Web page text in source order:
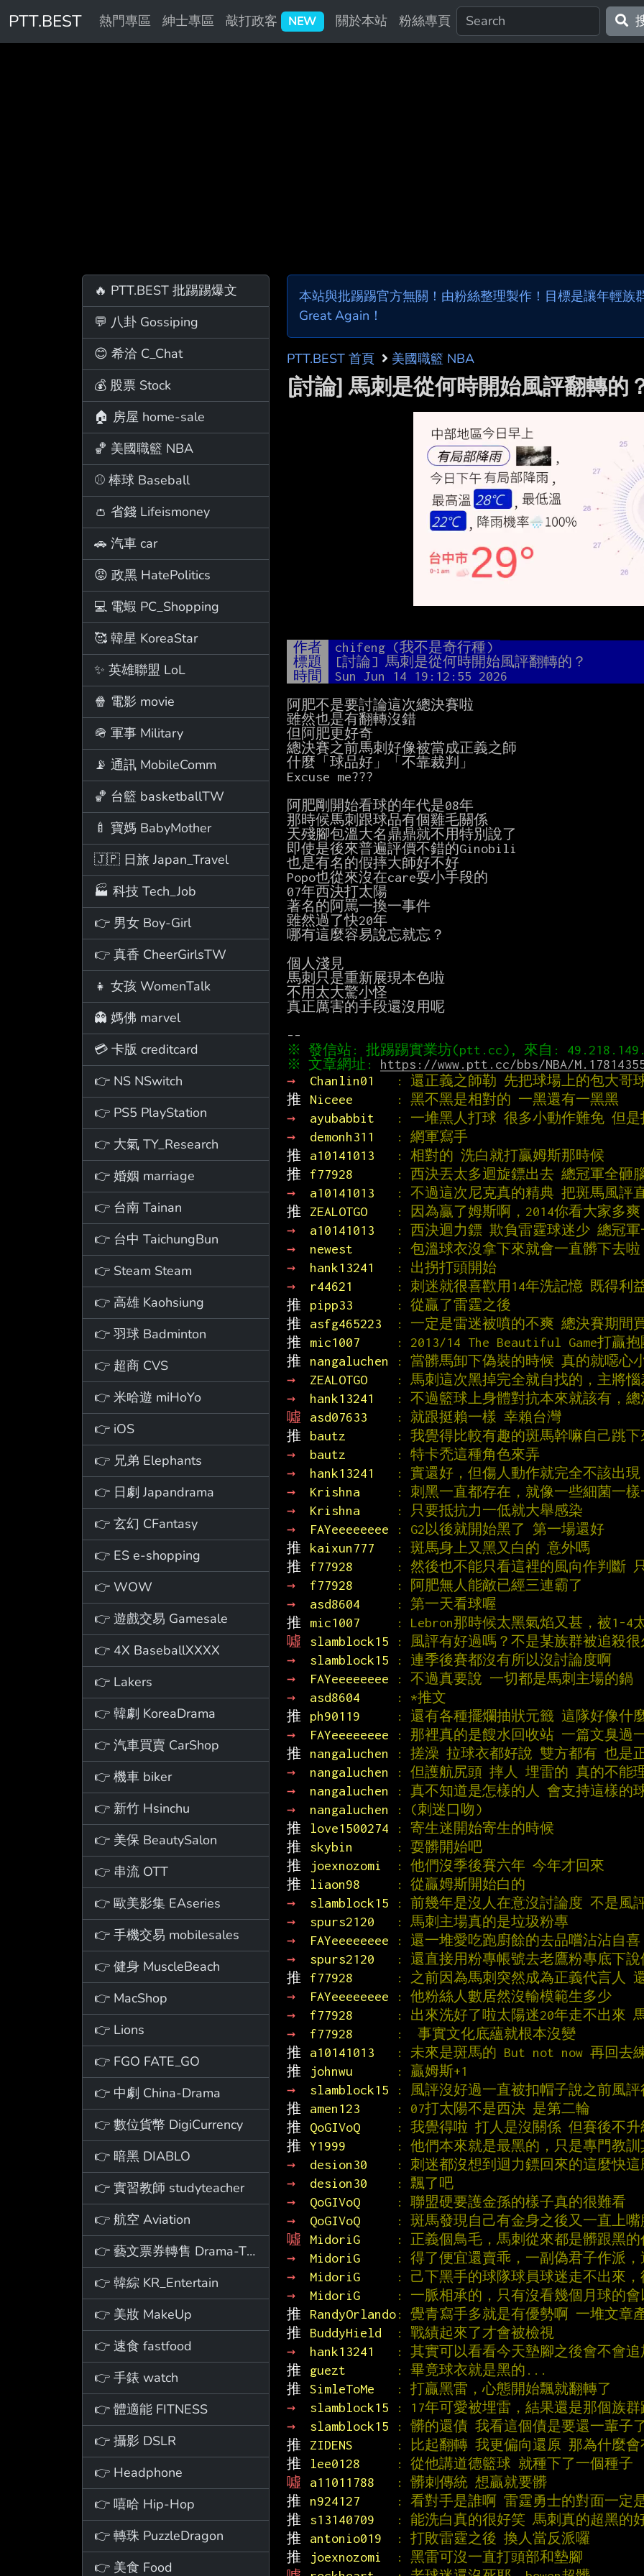
PTT.BEST 熱門專區 紳士專區 敲打政客 NEW 關於本站 粉絲專頁
🔥 PTT.BEST 批踢踢爆文
💬 八卦 Gossiping
😊 希洽 C_Chat
💰 股票 Stock
🏠 房屋 home-sale
🏀 美國職籃 NBA
⚾ 棒球 Baseball
👛 省錢 Lifeismoney
🚗 汽車 car
😡 政黑 HatePolitics
💻 電蝦 PC_Shopping
🥰 韓星 KoreaStar
✨ 英雄聯盟 LoL
🍿 電影 movie
🪖 軍事 Military
📡 通訊 MobileComm
🏀 台籃 basketballTW
🍼 寶媽 BabyMother
🇯🇵 日旅 Japan_Travel
🏭 科技 Tech_Job
👉 男女 Boy-Girl
👉 真香 CheerGirlsTW
👧 女孩 WomenTalk
👻 媽佛 marvel
💳 卡版 creditcard
👉 NS NSwitch
👉 PS5 PlayStation
👉 大氣 TY_Research
👉 婚姻 marriage
👉 台南 Tainan
👉 台中 TaichungBun
👉 Steam Steam
👉 高雄 Kaohsiung
👉 羽球 Badminton
👉 超商 CVS
👉 米哈遊 miHoYo
👉 iOS
👉 兄弟 Elephants
👉 日劇 Japandrama
👉 玄幻 CFantasy
👉 ES e-shopping
👉 WOW
👉 遊戲交易 Gamesale
👉 4X BaseballXXXX
👉 Lakers
👉 韓劇 KoreaDrama
👉 汽車買賣 CarShop
👉 機車 biker
👉 新竹 Hsinchu
👉 美保 BeautySalon
👉 串流 OTT
👉 歐美影集 EAseries
👉 手機交易 mobilesales
👉 健身 MuscleBeach
👉 MacShop
👉 Lions
👉 FGO FATE_GO
👉 中劇 China-Drama
👉 數位貨幣 DigiCurrency
👉 暗黑 DIABLO
👉 實習教師 studyteacher
👉 航空 Aviation
👉 藝文票券轉售 Drama-Ticket
👉 韓綜 KR_Entertain
👉 美妝 MakeUp
👉 速食 fastfood
👉 手錶 watch
👉 體適能 FITNESS
👉 攝影 DSLR
👉 Headphone
👉 嘻哈 Hip-Hop
👉 轉珠 PuzzleDragon
👉 美食 Food
本站與批踢踢官方無關！由粉絲整理製作！目標是讓年輕族
Great Again！
PTT.BEST 首頁 美國職籃 NBA
[討論] 馬刺是從何時開始風評翻轉的
作者 chifeng (我不是奇行種)
標題
[討論] 馬刺是從何時開始風評翻轉的？
時間
Sun Jun 14 19:12:55 2026
阿肥不是要討論這次總決賽啦
雖然也是有翻轉沒錯
但阿肥更好奇
總決賽之前馬刺好像被當成正義之師
什麼「球品好」「不靠裁判」
Excuse me???
阿肥剛開始看球的年代是08年
那時候馬刺跟球品有個雞毛關係
天殘腳包溫大名鼎鼎就不用特別說了
即使是後來普遍評價不錯的Ginobili
也是有名的假摔大師好不好
Popo也從來沒在care耍小手段的
07年西決打太陽
著名的阿罵一換一事件
雖然過了快20年
哪有這麼容易說忘就忘？
個人淺見
馬刺只是重新展現本色啦
不用太大驚小怪
真正厲害的手段還沒用呢
※ 文章網址: https://www.ptt.cc/bbs/NBA/
→
Chanlin01 : 還正義之師勒 先把球場上的包大哥
推
Niceee : 黑不黑是相對的 一黑還有一黑黑
→
ayubabbit : 一堆黑人打球 很多小動作難免 但是
→
demonh311 : 網軍寫手
推
a10141013 : 相對的 洗白就打贏姆斯那時候
推
f77928 : 西決丟太多迴旋鏢出去 總冠軍全砸
→
a10141013 : 不過這次尼克真的精典 把斑馬風評
推
ZEALOTGO : 因為贏了姆斯啊，2014你看大家多爽
→
a10141013 : 西決迴力鏢 欺負雷霆球迷少 總冠軍
→
newest : 包溫球衣沒拿下來就會一直髒下去啦
→
hank13241 : 出拐打頭開始
→
r44621 : 刺迷就很喜歡用14年洗記憶 既得利
推
pipp33 : 從贏了雷霆之後
推
asfg465223 : 一定是雷迷被噴的不爽 總決賽期間
推
mic1007 : 2013/14 The Beautiful Game打贏抱
推
nangaluchen : 當髒馬卸下偽裝的時候 真的就噁心
→
ZEALOTGO : 馬刺這次黑掉完全就自找的，主將惱
→
hank13241 : 不過籃球上身體對抗本來就該有，總
噓
asd07633 : 就跟挺賴一樣 幸賴台灣
推
bautz : 我覺得比較有趣的斑馬幹嘛自己跳下
→
bautz : 特卡禿這種角色來弄
→
hank13241 : 實還好，但傷人動作就完全不該出現
→
Krishna : 刺黑一直都存在，就像一些細菌一樣
→
Krishna : 只要抵抗力一低就大舉感染
→
FAYeeeeeeee : G2以後就開始黑了 第一場還好
推
kaixun777 : 斑馬身上又黑又白的 意外嗎
推
f77928 : 然後也不能只看這裡的風向作判斷
→
f77928 : 阿肥無人能敵已經三連霸了
→
asd8604 : 第一天看球喔
推
mic1007 : Lebron那時候太黑氣焰又甚，被1-4
噓
slamblock15 : 風評有好過嗎？不是某族群被追殺很
→
slamblock15 : 連季後賽都沒有所以沒討論度啊
→
FAYeeeeeeee : 不過真要說 一切都是馬刺主場的鍋
→
asd8604 : *推文
推
ph90119 : 還有各種擺爛抽狀元籤 這隊好像什
→
FAYeeeeeeee : 那裡真的是餿水回收站 一篇文臭過
推
nangaluchen : 搓澡 拉球衣都好說 雙方都有 也是
→
nangaluchen : 但護航尻頭 摔人 埋雷的 真的不能
→
nangaluchen : 真不知道是怎樣的人 會支持這樣的
→
nangaluchen : (刺迷口吻)
推
love1500274 : 寄生迷開始寄生的時候
推
skybin : 耍髒開始吧
推
joexnozomi : 他們沒季後賽六年 今年才回來
推
liaon98 : 從贏姆斯開始白的
→
slamblock15 : 前幾年是沒人在意沒討論度 不是風
→
spurs2120 : 馬刺主場真的是垃圾粉專
→
FAYeeeeeeee : 還一堆愛吃跑廚餘的去品嚐沾沾自喜
→
spurs2120 : 還直接用粉專帳號去老鷹粉專底下說
推
f77928 : 之前因為馬刺突然成為正義代言人
→
FAYeeeeeeee : 他粉絲人數居然沒輸模範生多少
→
f77928 : 出來洗好了啦太陽迷20年走不出來
→
f77928 :  事實文化底蘊就根本沒變
推
a10141013 : 未來是斑馬的 But not now 再回去
推
johnwu : 贏姆斯+1
→
slamblock15 : 風評沒好過一直被扣帽子說之前風評
推
amen123 : 07打太陽不是西決 是第二輪
推
QoGIVoQ : 我覺得啦 打人是沒關係 但賽後不升
推 Y1999 : 他們本來就是最黑的，只是專門教訓
→
desion30 : 刺迷都沒想到迴力鏢回來的這麼快這
→
desion30 : 飄了吧
→
QoGIVoQ : 聯盟硬要護金孫的樣子真的很難看
→
QoGIVoQ : 斑馬發現自己有金身之後又一直上嘴
噓
MidoriG : 正義個鳥毛，馬刺從來都是髒跟黑的
→
MidoriG : 得了便宜還賣乖，一副偽君子作派，
→
MidoriG : 己下黑手的球隊球員球迷走不出來，
→
MidoriG : 一脈相承的，只有沒看幾個月球的會
推
RandyOrlando: 覺青寫手多就是有優勢啊 一堆文章
推
BuddyHield : 戰績起來了才會被檢視
→
hank13241 : 其實可以看看今天墊腳之後會不會追
推
guezt : 畢竟球衣就是黑的...
推 SimleToMe : 打贏黑雷，心態開始飄就翻轉了
→
slamblock15 : 17年可愛被埋雷，結果還是那個族
→
slamblock15 : 髒的還債 我看這個債是要還一輩子
推
ZIDENS : 比起翻轉 我更偏向還原 那為什麼會
推
lee0128 : 從他講道德籃球 就種下了一個種子
噓
a11011788 : 髒刺傳統 想贏就要髒
推
n924127 : 看對手是誰啊 雷霆勇士的對面一定
推
s13140709 : 能洗白真的很好笑 馬刺真的超黑的
推
antonio019 : 打敗雷霆之後 換人當反派囉
推
joexnozomi : 黑雷可沒一直打頭部和墊腳